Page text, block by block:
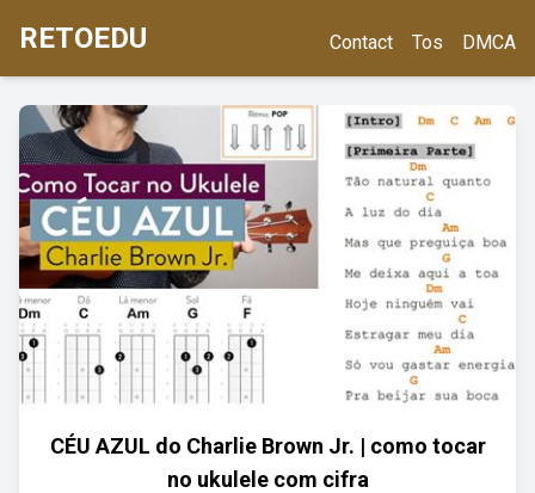
RETOEDU Contact Tos DMCA
CÉU AZUL do Charlie Brown Jr. | como tocar
no ukulele com cifra